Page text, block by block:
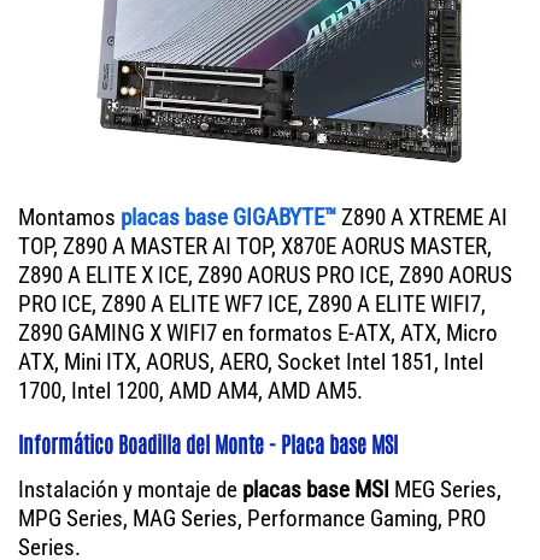
Montamos placas base GIGABYTE™Z890 A XTREME AI
TOP, Z890 A MASTER AI TOP, X870E AORUS MASTER,
Z890 A ELITE X ICE, Z890 AORUS PRO ICE, Z890 AORUS
PRO ICE, Z890 A ELITE WF7 ICE, Z890 A ELITE WIFI7,
Z890 GAMING X WIFI7 en formatos E-ATX, ATX, Micro
ATX, Mini ITX, AORUS, AERO, Socket Intel 1851, Intel
1700, Intel 1200, AMD AM4, AMD AM5.
Informático Boadilla del Monte - Placa base MSI
Instalación y montaje de placas base MSI MEG Series,
MPG Series, MAG Series, Performance Gaming, PRO
Series.